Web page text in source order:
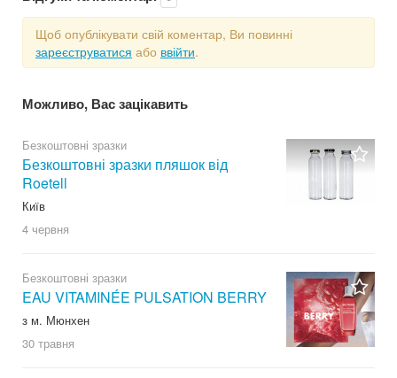
Щоб опублікувати свій коментар, Ви повинні
зареєструватися або ввійти.
Можливо, Вас зацікавить
Безкоштовні зразки
Безкоштовні зразки пляшок від
Roetell
Київ
4 червня
Безкоштовні зразки
EAU VITAMINÉE PULSATION BERRY
з м. Мюнхен
30 травня